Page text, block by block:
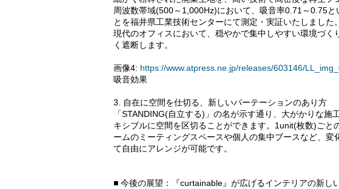
周波数帯域(500～1,000Hz)において、吸音率0.71～0.75
とを福井県工業技術センターにて測定・実証いたしまし
現代のオフィスにおいて、穏やかで集中しやすい環境づく
く遮断します。
画像4: https://www.atpress.ne.jp/releases/603146/
吸音効果
3. 自在に空間を仕切る、新しいパーテーションのあり方
「STANDING(自立する)」の名が示す通り、大がかりな
キシブルに空間を区切ることができます。1unit(枚数)ごと
ームのミーティングスペースや個人の集中ブースなど、
て自由にアレンジが可能です。
■ 今後の展望：『curtainable』が広げるインテリアの新し